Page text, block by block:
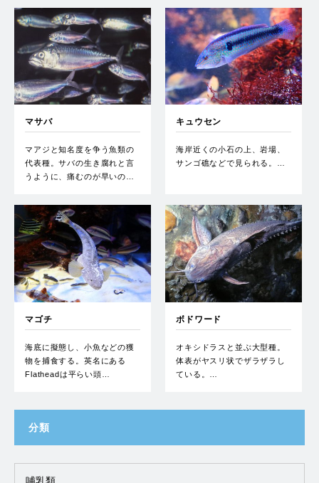
マサバ
マアジと知名度を争う魚類の
代表種。サバの生き腐れと言
うように、痛むのが早いの…
キュウセン
海岸近くの小石の上、岩場、
サンゴ礁などで見られる。…
マゴチ
海底に擬態し、小魚などの獲
物を捕食する。英名にある
Flatheadは平らい頭…
ボドワード
オキシドラスと並ぶ大型種。
体表がヤスリ状でザラザラし
ている。…
分類
哺乳類